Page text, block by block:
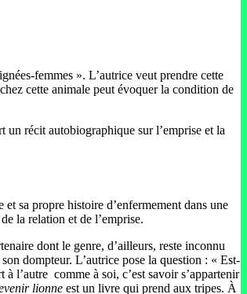
femmes ». L’autrice veut prendre cette
cette animale peut évoquer la condition de
un récit autobiographique sur l’emprise et la
sa propre histoire d’enfermement dans une
la relation et de l’emprise.
dont le genre, d’ailleurs, reste inconnu
dompteur. L’autrice pose la question : « Est-
l’autre comme à soi, c’est savoir s’appartenir
lionne est un livre qui prend aux tripes. À